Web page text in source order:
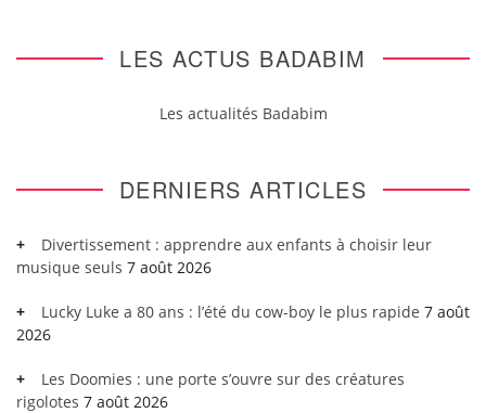
LES ACTUS BADABIM
Les actualités Badabim
DERNIERS ARTICLES
Divertissement : apprendre aux enfants à choisir leur
musique seuls 7 août 2026
Lucky Luke a 80 ans : l’été du cow-boy le plus rapide 7 août
2026
Les Doomies : une porte s’ouvre sur des créatures
rigolotes 7 août 2026